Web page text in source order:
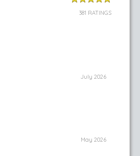
381 RATINGS
July 2026
May 2026